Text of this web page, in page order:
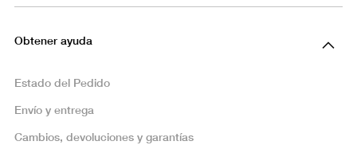
Obtener ayuda
Estado del Pedido
Envío y entrega
Cambios, devoluciones y garantías